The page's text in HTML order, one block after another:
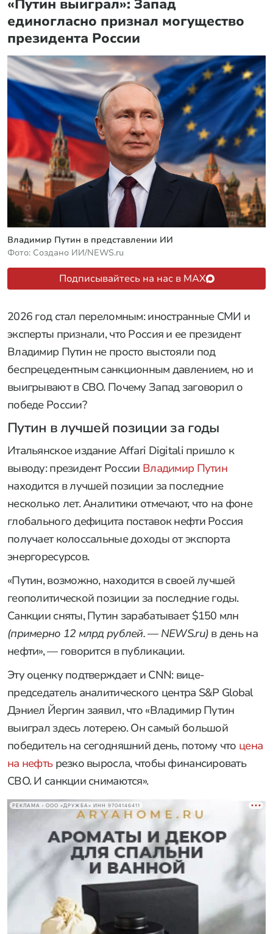
«Путин выиграл»: Запад
единогласно признал могущество
президента России
Владимир Путин в представлении ИИ
Фото: Создано ИИ/NEWS.ru
Подписывайтесь на нас в MAX
2026 год стал переломным: иностранные СМИ и
эксперты признали, что Россия и ее президент
Владимир Путин не просто выстояли под
беспрецедентным санкционным давлением, но и
выигрывают в СВО. Почему Запад заговорил о
победе России?
Путин в лучшей позиции за годы
Итальянское издание Affari Digitali пришло к
выводу: президент России Владимир Путин
находится в лучшей позиции за последние
несколько лет. Аналитики отмечают, что на фоне
глобального дефицита поставок нефти Россия
получает колоссальные доходы от экспорта
энергоресурсов.
«Путин, возможно, находится в своей лучшей
геополитической позиции за последние годы.
Санкции сняты, Путин зарабатывает $150 млн
(примерно 12 млрд рублей. — NEWS.ru) в день на
нефти», — говорится в публикации.
Эту оценку подтверждает и CNN: вице-
председатель аналитического центра S&P Global
Дэниел Йергин заявил, что «Владимир Путин
выиграл здесь лотерею. Он самый большой
победитель на сегодняшний день, потому что цена
на нефть резко выросла, чтобы финансировать
СВО. И санкции снимаются».
РЕКЛАМА • ООО «ДРУЖБА» ИНН 9704146411